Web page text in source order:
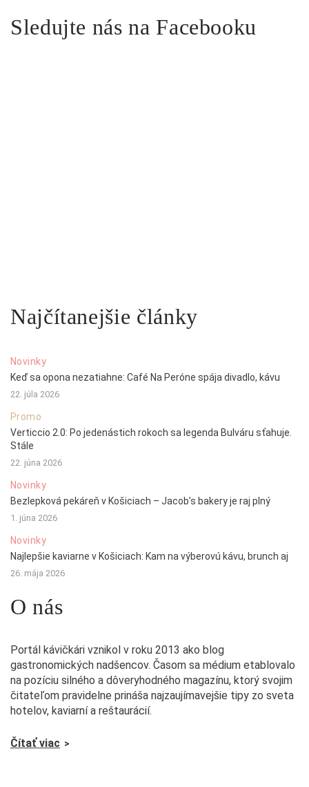
Sledujte nás na Facebooku
Najčítanejšie články
Novinky
Keď sa opona nezatiahne: Café Na Peróne spája divadlo, kávu
22. júla 2026
Promo
Verticcio 2.0: Po jedenástich rokoch sa legenda Bulváru sťahuje.
Stále
22. júna 2026
Novinky
Bezlepková pekáreň v Košiciach – Jacob’s bakery je raj plný
1. júna 2026
Novinky
Najlepšie kaviarne v Košiciach: Kam na výberovú kávu, brunch aj
26. mája 2026
O nás
Portál kávičkári vznikol v roku 2013 ako blog
gastronomických nadšencov. Časom sa médium etablovalo
na pozíciu silného a dôveryhodného magazínu, ktorý svojim
čitateľom pravidelne prináša najzaujímavejšie tipy zo sveta
hotelov, kaviarní a reštaurácií.
Čítať viac